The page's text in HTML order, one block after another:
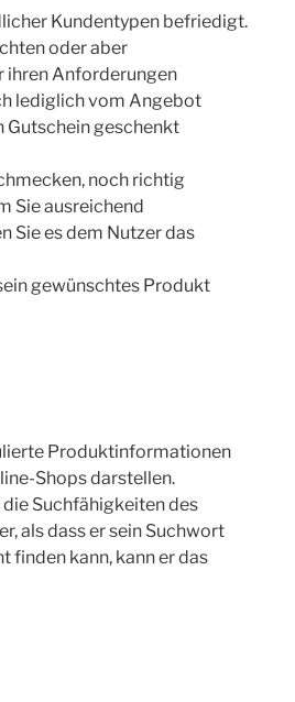
Kundentypen befriedigt.
oder aber
ihren Anforderungen
lediglich vom Angebot
Gutschein geschenkt
noch richtig
Sie ausreichend
Sie es dem Nutzer das
gewünschtes Produkt
Produktinformationen
Shops darstellen.
Suchfähigkeiten des
als dass er sein Suchwort
finden kann, kann er das